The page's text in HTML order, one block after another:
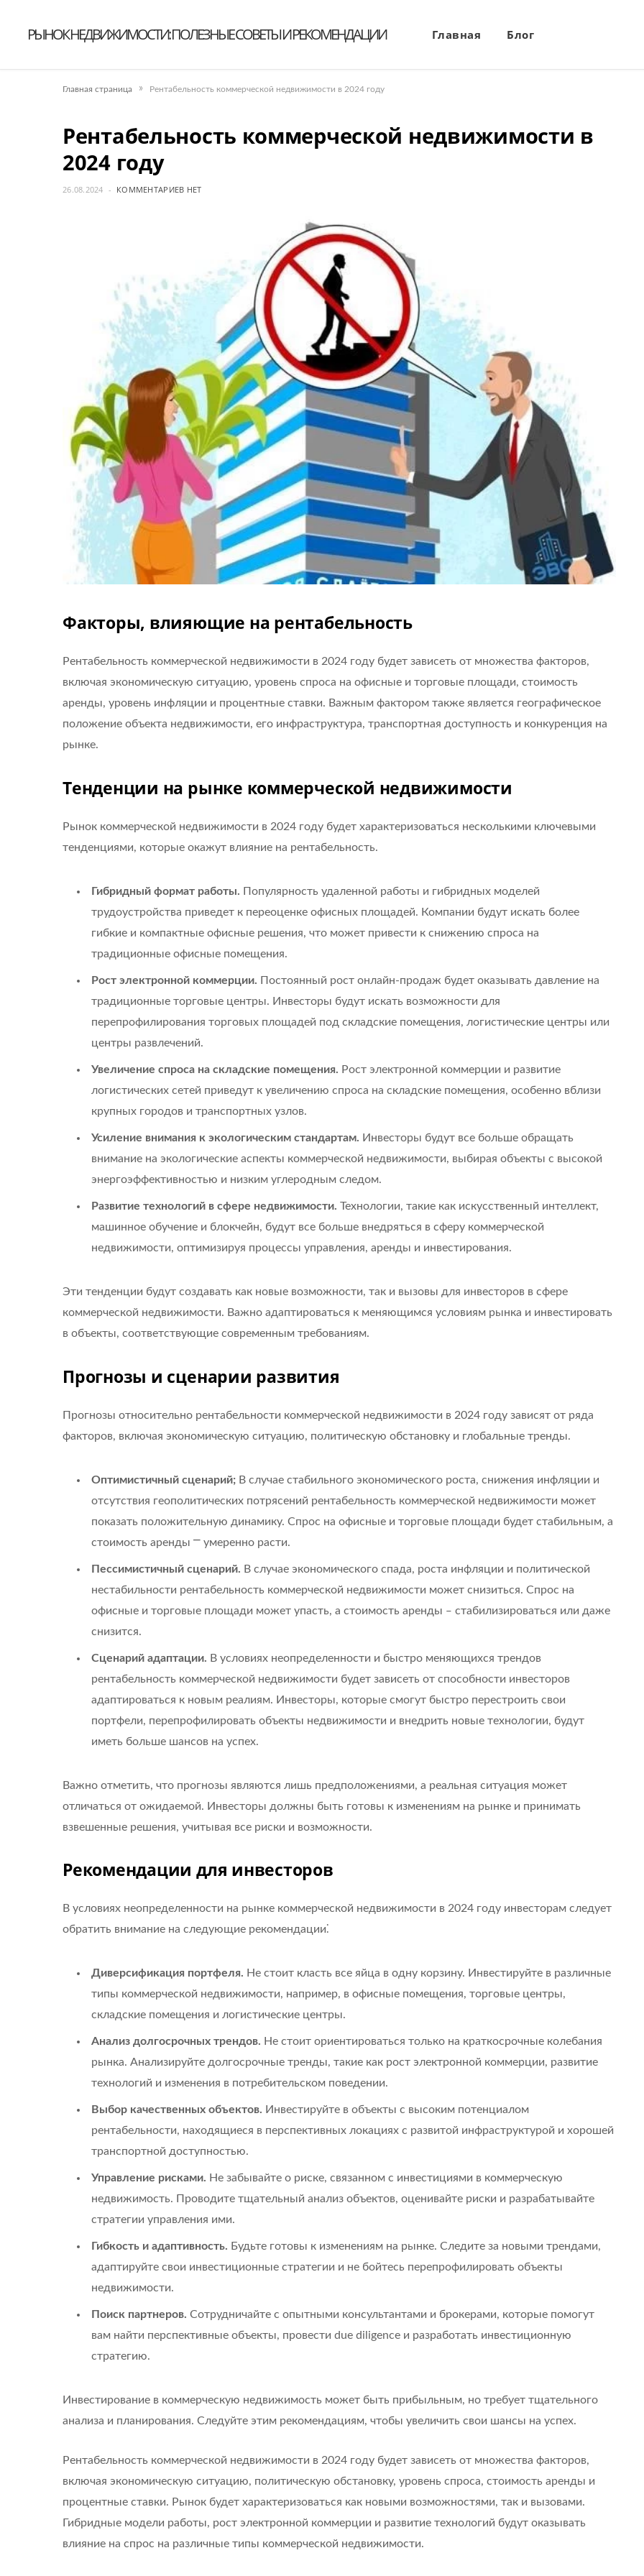
РЫНОК НЕДВИЖИМОСТИ: ПОЛЕЗНЫЕ СОВЕТЫ И РЕКОМЕНДАЦИИ Главная Блог
Главная страница » Рентабельность коммерческой недвижимости в 2024 году
Рентабельность коммерческой недвижимости в
2024 году
26.08.2024 КОММЕНТАРИЕВ НЕТ
Факторы, влияющие на рентабельность
Рентабельность коммерческой недвижимости в 2024 году будет зависеть от множества факторов,
включая экономическую ситуацию, уровень спроса на офисные и торговые площади, стоимость
аренды, уровень инфляции и процентные ставки. Важным фактором также является географическое
положение объекта недвижимости, его инфраструктура, транспортная доступность и конкуренция на
рынке.
Тенденции на рынке коммерческой недвижимости
Рынок коммерческой недвижимости в 2024 году будет характеризоваться несколькими ключевыми
тенденциями, которые окажут влияние на рентабельность.
Гибридный формат работы. Популярность удаленной работы и гибридных моделей
трудоустройства приведет к переоценке офисных площадей. Компании будут искать более
гибкие и компактные офисные решения, что может привести к снижению спроса на
традиционные офисные помещения.
Рост электронной коммерции. Постоянный рост онлайн-продаж будет оказывать давление на
традиционные торговые центры. Инвесторы будут искать возможности для
перепрофилирования торговых площадей под складские помещения, логистические центры или
центры развлечений.
Увеличение спроса на складские помещения. Рост электронной коммерции и развитие
логистических сетей приведут к увеличению спроса на складские помещения, особенно вблизи
крупных городов и транспортных узлов.
Усиление внимания к экологическим стандартам. Инвесторы будут все больше обращать
внимание на экологические аспекты коммерческой недвижимости, выбирая объекты с высокой
энергоэффективностью и низким углеродным следом.
Развитие технологий в сфере недвижимости. Технологии, такие как искусственный интеллект,
машинное обучение и блокчейн, будут все больше внедряться в сферу коммерческой
недвижимости, оптимизируя процессы управления, аренды и инвестирования.
Эти тенденции будут создавать как новые возможности, так и вызовы для инвесторов в сфере
коммерческой недвижимости. Важно адаптироваться к меняющимся условиям рынка и инвестировать
в объекты, соответствующие современным требованиям.
Прогнозы и сценарии развития
Прогнозы относительно рентабельности коммерческой недвижимости в 2024 году зависят от ряда
факторов, включая экономическую ситуацию, политическую обстановку и глобальные тренды.
Оптимистичный сценарий; В случае стабильного экономического роста, снижения инфляции и
отсутствия геополитических потрясений рентабельность коммерческой недвижимости может
показать положительную динамику. Спрос на офисные и торговые площади будет стабильным, а
стоимость аренды ⎻ умеренно расти.
Пессимистичный сценарий. В случае экономического спада, роста инфляции и политической
нестабильности рентабельность коммерческой недвижимости может снизиться. Спрос на
офисные и торговые площади может упасть, а стоимость аренды ‒ стабилизироваться или даже
снизится.
Сценарий адаптации. В условиях неопределенности и быстро меняющихся трендов
рентабельность коммерческой недвижимости будет зависеть от способности инвесторов
адаптироваться к новым реалиям. Инвесторы, которые смогут быстро перестроить свои
портфели, перепрофилировать объекты недвижимости и внедрить новые технологии, будут
иметь больше шансов на успех.
Важно отметить, что прогнозы являются лишь предположениями, а реальная ситуация может
отличаться от ожидаемой. Инвесторы должны быть готовы к изменениям на рынке и принимать
взвешенные решения, учитывая все риски и возможности.
Рекомендации для инвесторов
В условиях неопределенности на рынке коммерческой недвижимости в 2024 году инвесторам следует
обратить внимание на следующие рекомендации⁚
Диверсификация портфеля. Не стоит класть все яйца в одну корзину. Инвестируйте в различные
типы коммерческой недвижимости, например, в офисные помещения, торговые центры,
складские помещения и логистические центры.
Анализ долгосрочных трендов. Не стоит ориентироваться только на краткосрочные колебания
рынка. Анализируйте долгосрочные тренды, такие как рост электронной коммерции, развитие
технологий и изменения в потребительском поведении.
Выбор качественных объектов. Инвестируйте в объекты с высоким потенциалом
рентабельности, находящиеся в перспективных локациях с развитой инфраструктурой и хорошей
транспортной доступностью.
Управление рисками. Не забывайте о риске, связанном с инвестициями в коммерческую
недвижимость. Проводите тщательный анализ объектов, оценивайте риски и разрабатывайте
стратегии управления ими.
Гибкость и адаптивность. Будьте готовы к изменениям на рынке. Следите за новыми трендами,
адаптируйте свои инвестиционные стратегии и не бойтесь перепрофилировать объекты
недвижимости.
Поиск партнеров. Сотрудничайте с опытными консультантами и брокерами, которые помогут
вам найти перспективные объекты, провести due diligence и разработать инвестиционную
стратегию.
Инвестирование в коммерческую недвижимость может быть прибыльным, но требует тщательного
анализа и планирования. Следуйте этим рекомендациям, чтобы увеличить свои шансы на успех.
Рентабельность коммерческой недвижимости в 2024 году будет зависеть от множества факторов,
включая экономическую ситуацию, политическую обстановку, уровень спроса, стоимость аренды и
процентные ставки. Рынок будет характеризоваться как новыми возможностями, так и вызовами.
Гибридные модели работы, рост электронной коммерции и развитие технологий будут оказывать
влияние на спрос на различные типы коммерческой недвижимости.